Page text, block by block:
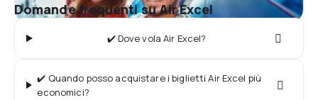
Domande frequenti su Air Excel
✔️ Dove vola Air Excel?
✔️ Quando posso acquistare i biglietti Air Excel più
economici?